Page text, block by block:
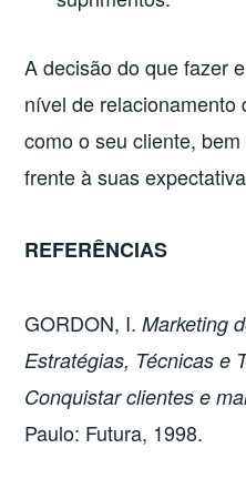
A decisão do que fazer
nível de relacionamento
como o seu cliente,
frente à suas
REFERÊNCIAS
GORDON, I.Marketing
Estratégias, Técnicas e
Conquistar clientes e
Paulo: Futura, 1998.